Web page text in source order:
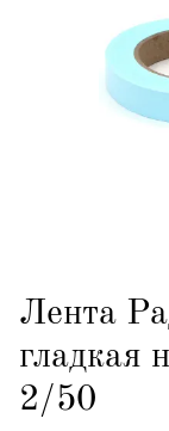
Лента
гладкая
2/50